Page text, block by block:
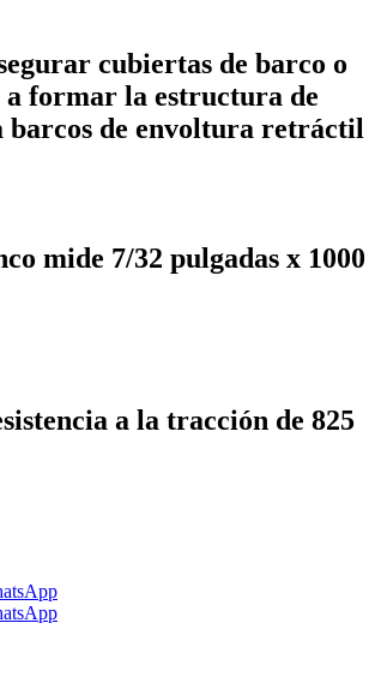
cubiertas de barco o
formar la estructura de
barcos de envoltura retráctil
mide 7/32 pulgadas x 1000
a la tracción de 825